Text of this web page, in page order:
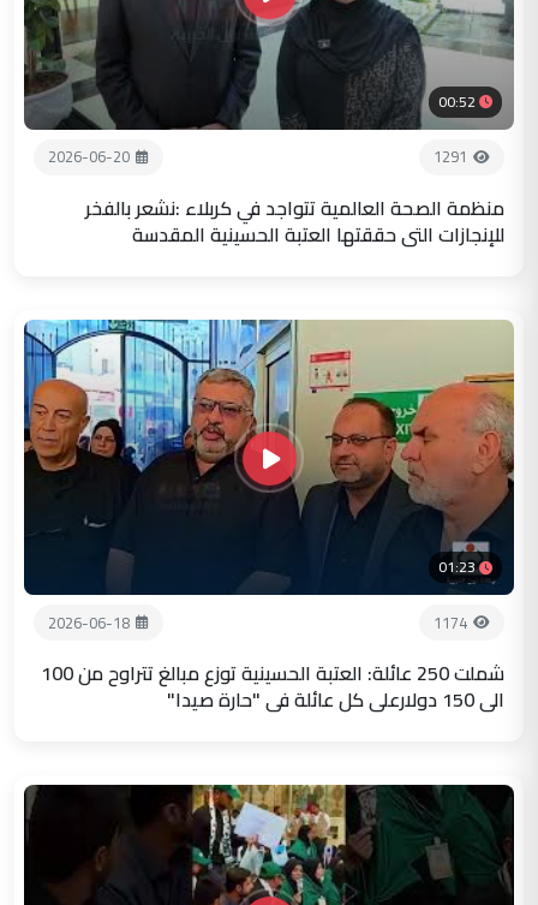
00:52
1291
2026-06-20
منظمة الصحة العالمية تتواجد في كربلاء :نشعر بالفخر
للإنجازات التي حققتها العتبة الحسينية المقدسة
01:23
1174
2026-06-18
شملت 250 عائلة: العتبة الحسينية توزع مبالغ تتراوح من 100
الى 150 دولارعلى كل عائلة في "حارة صيدا"